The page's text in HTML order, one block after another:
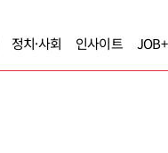
정치·사회 인사이트 JOB+